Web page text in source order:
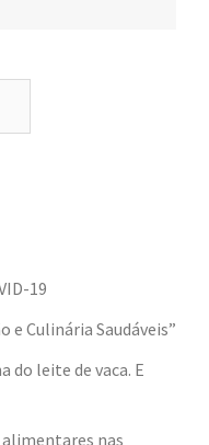
19
e Culinária Saudáveis”
leite de vaca. E
nas